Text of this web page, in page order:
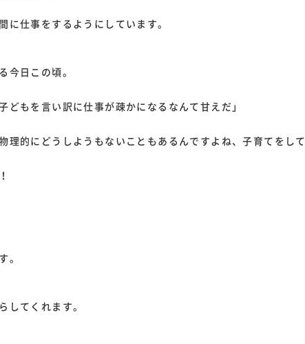
仕事をするようにしています。
日この頃。
もを言い訳に仕事が疎かになるなんて甘えだ」
的にどうしようもないこともあるんですよね、子育てをして
。
てくれます。